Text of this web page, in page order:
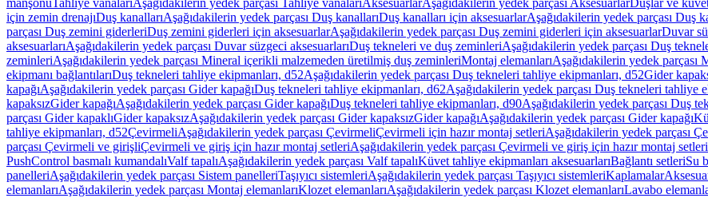
manşonuTahliye vanalarıAşağıdakilerin yedek parçası Tahliye vanalarıAksesuarlarAşağıdakilerin yedek parçası AksesuarlarDuşlar ve
için zemin drenajıDuş kanallarıAşağıdakilerin yedek parçası Duş kanallarıDuş kanalları için aksesuarlarAşağıdakilerin yedek parçası Duş
parçası Duş zemini giderleriDuş zemini giderleri için aksesuarlarAşağıdakilerin yedek parçası Duş zemini giderleri için aksesuarlarDuvar
aksesuarlarıAşağıdakilerin yedek parçası Duvar süzgeci aksesuarlarıDuş tekneleri ve duş zeminleriAşağıdakilerin yedek parçası Duş
zeminleriAşağıdakilerin yedek parçası Mineral içerikli malzemeden üretilmiş duş zeminleriMontaj elemanlarıAşağıdakilerin yedek parçası
ekipmanı bağlantılarıDuş tekneleri tahliye ekipmanları, d52Aşağıdakilerin yedek parçası Duş tekneleri tahliye ekipmanları, d52Gider
kapağıAşağıdakilerin yedek parçası Gider kapağıDuş tekneleri tahliye ekipmanları, d62Aşağıdakilerin yedek parçası Duş tekneleri tahliye
kapaksızGider kapağıAşağıdakilerin yedek parçası Gider kapağıDuş tekneleri tahliye ekipmanları, d90Aşağıdakilerin yedek parçası Duş
parçası Gider kapaklıGider kapaksızAşağıdakilerin yedek parçası Gider kapaksızGider kapağıAşağıdakilerin yedek parçası Gider kapağı
tahliye ekipmanları, d52ÇevirmeliAşağıdakilerin yedek parçası ÇevirmeliÇevirmeli için hazır montaj setleriAşağıdakilerin yedek parçası
parçası Çevirmeli ve girişliÇevirmeli ve giriş için hazır montaj setleriAşağıdakilerin yedek parçası Çevirmeli ve giriş için hazır montaj setleri
PushControl basmalı kumandalıValf tapalıAşağıdakilerin yedek parçası Valf tapalıKüvet tahliye ekipmanları aksesuarlarıBağlantı setleriSu
panelleriAşağıdakilerin yedek parçası Sistem panelleriTaşıyıcı sistemleriAşağıdakilerin yedek parçası Taşıyıcı sistemleriKaplamalar
elemanlarıAşağıdakilerin yedek parçası Montaj elemanlarıKlozet elemanlarıAşağıdakilerin yedek parçası Klozet elemanlarıLavabo